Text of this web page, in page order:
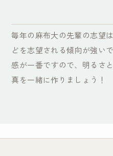
毎年の麻布大の先輩の志望
どを志望される傾向が強い
感が一番ですので、明るさ
真を一緒に作りましょう！